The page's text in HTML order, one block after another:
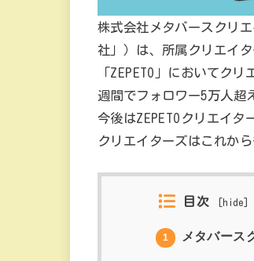
株式会社メタバースクリ
社」）は、所属クリエイ
「ZEPETO」においてク
週間でフォロワー5万人超
今後はZEPETOクリエイ
クリエイターズはこれか
目次 hide
1 メタバース